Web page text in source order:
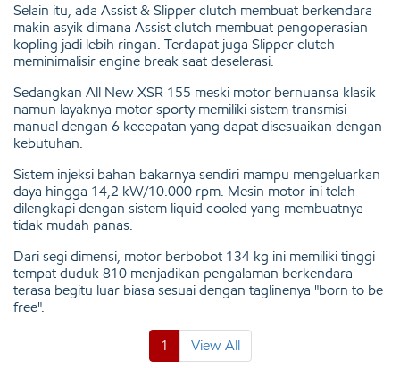
Selain itu, ada Assist & Slipper clutch membuat berkendara
makin asyik dimana Assist clutch membuat pengoperasian
kopling jadi lebih ringan. Terdapat juga Slipper clutch
meminimalisir engine break saat deselerasi.
Sedangkan All New XSR 155 meski motor bernuansa klasik
namun layaknya motor sporty memiliki sistem transmisi
manual dengan 6 kecepatan yang dapat disesuaikan dengan
kebutuhan.
Sistem injeksi bahan bakarnya sendiri mampu mengeluarkan
daya hingga 14,2 kW/10.000 rpm. Mesin motor ini telah
dilengkapi dengan sistem liquid cooled yang membuatnya
tidak mudah panas.
Dari segi dimensi, motor berbobot 134 kg ini memiliki tinggi
tempat duduk 810 menjadikan pengalaman berkendara
terasa begitu luar biasa sesuai dengan taglinenya "born to be
free".
1 View All